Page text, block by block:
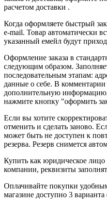
расчетом доставки .
Когда оформляете быстрый
e-mail. Товар автоматически
указанный емейл будут
Оформление заказа в
следующим образом.
последовательным этапам:
данные о себе. В
дополнительную информацию,
нажмите кнопку "оформить
Если вы хотите
отменить и сделать заново.
может быть не доступен к
резерва. Резерв снимется
Купить как юридическое
компании, реквизиты
Оплачивайте покупки
магазине доступно 3